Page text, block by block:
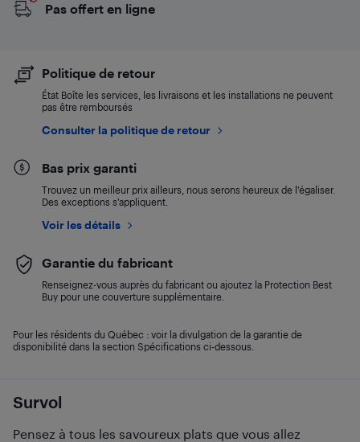
Survol
Pensez à tous les savoureux plats que vous allez
Pas offert en ligne
Politique de retour
État Boîte les services, les livraisons et les installations ne peuvent
pas être remboursés
Consulter la politique de retour
Bas prix garanti
Trouvez un meilleur prix ailleurs, nous serons heureux de l’égaliser.
Des exceptions s’appliquent.
Voir les détails
Garantie du fabricant
Renseignez-vous auprès du fabricant ou ajoutez la Protection Best
Buy pour une couverture supplémentaire.
Pour les résidents du Québec : voir la divulgation de la garantie de
disponibilité dans la section Spécifications ci-dessous.